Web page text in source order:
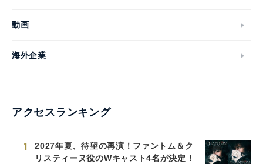
動画
海外企業
アクセスランキング
1
2027年夏、待望の再演！ファントム＆ク
リスティーヌ役のWキャスト4名が決定！